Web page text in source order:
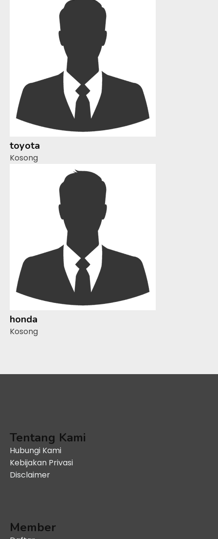
toyota
Kosong
honda
Kosong
Tentang Kami
Hubungi Kami
Kebijakan Privasi
Disclaimer
Member